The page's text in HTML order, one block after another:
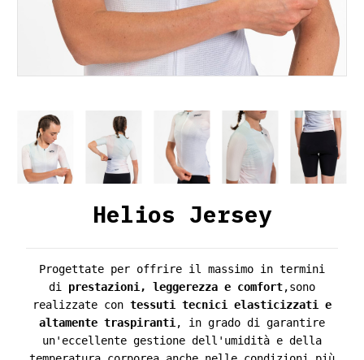
Helios Jersey
Progettate per offrire il massimo in termini
di prestazioni, leggerezza e comfort,sono
realizzate con tessuti tecnici elasticizzati e
altamente traspiranti , in grado di garantire
un'eccellente gestione dell'umidità e della